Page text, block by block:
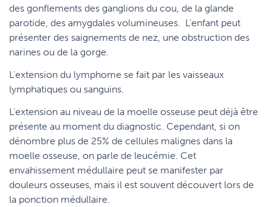
des gonflements des ganglions du cou, de la glande
parotide, des amygdales volumineuses. L’enfant peut
présenter des saignements de nez, une obstruction des
narines ou de la gorge.
L'extension du lymphome se fait par les vaisseaux
lymphatiques ou sanguins.
L'extension au niveau de la moelle osseuse peut déjà être
présente au moment du diagnostic. Cependant, si on
dénombre plus de 25% de cellules malignes dans la
moelle osseuse, on parle de leucémie. Cet
envahissement médullaire peut se manifester par
douleurs osseuses, mais il est souvent découvert lors de
la ponction médullaire.